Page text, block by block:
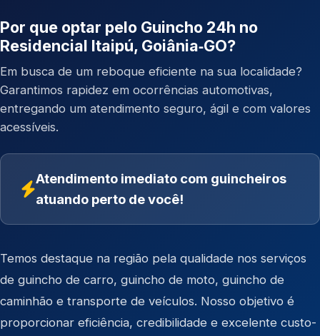
Por que optar pelo Guincho 24h no
Residencial Itaipú, Goiânia‑GO?
Em busca de um reboque eficiente na sua localidade?
Garantimos rapidez em ocorrências automotivas,
entregando um atendimento seguro, ágil e com valores
acessíveis.
Atendimento imediato com guincheiros
atuando perto de você!
Temos destaque na região pela qualidade nos serviços
de guincho de carro, guincho de moto, guincho de
caminhão e transporte de veículos. Nosso objetivo é
proporcionar eficiência, credibilidade e excelente custo-